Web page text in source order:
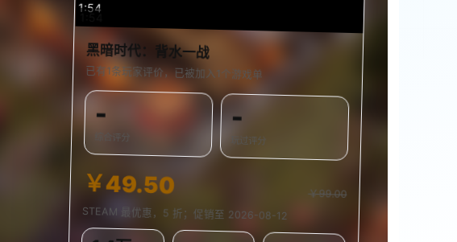
1:54
黑暗时代：背水一战
已有1条玩家评价，已被加入1个游戏单
-
综合评分
-
玩过评分
￥49.50 ￥99.00
STEAM 最优惠，5 折；促销至 2026-08-12